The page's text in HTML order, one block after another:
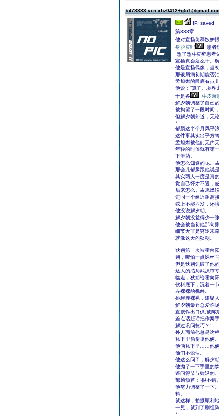
#478383 von
IP: saved
第338章
他对宣扬羡慕嫉妒
身脱皮吗
患者
想了想牛皮癣患者
宣扬真会这么干。
他是宣扬偶像，当
那银屑病初期能否
孟旭燃的眼底有点
他说：“算了。境界
于是各
牛皮癣
解夕朝调整了自己
被拘留了一段时间
但解夕朝知道，无
*
郁麟这半个月风平
这件事其实出乎方
孟旭燃被他们无声
年轻的时候就有第
下泄药。
他怎么知道的呢。
那会儿郁麟跟他说
其实两人一度是真
觉自己怀才不遇，
后来怎么。孟旭燃
进同一个组近距离
弦上不能不发，还
他没说解夕朝。
解夕朝没觉得少一
他会被当初他那句
细节无非是穷途末
就像这天的狄朔。
-
狄朔第一次被霍向
朔，哪怕一点蛛丝
但是狄朔识破了他
这天的结局武汉市
临走，狄朔给霍向
饮料底下，沉着一
赤裸裸的挑衅。
挑衅赤裸裸，嫌疑
解夕朝最近总爱临
直接诈出口供,被陈
差点话赶话把作案
解过讯问技巧？”
外人面前他总是这
私下里偷偷嗑他俩。
他俩私下里……他
他们不说话。
他这么问了，解夕
他抛了一下手里的
逼问得节节败退的
郁麟颔首：“很不错
他努力调整了一下
料。
就这样，拍摄顺利
一晃，就到了剧组
*